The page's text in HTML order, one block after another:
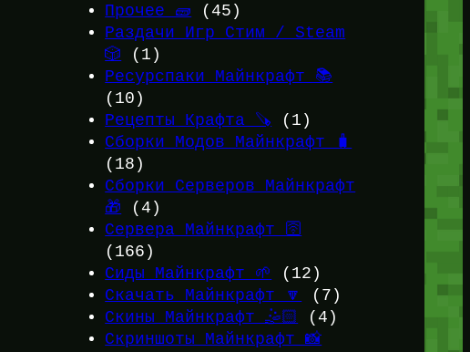
Прочее 🧱 (45)
Раздачи Игр Стим / Steam
🎲 (1)
Ресурспаки Майнкрафт 📚
(10)
Рецепты Крафта 🪚 (1)
Сборки Модов Майнкрафт 🧳
(18)
Сборки Серверов Майнкрафт
🎁 (4)
Сервера Майнкрафт 🛜
(166)
Сиды Майнкрафт 🌱
(12)
Скачать Майнкрафт 🔽
(7)
Скины Майнкрафт 🤹🏻
(4)
Скриншоты Майнкрафт 📸